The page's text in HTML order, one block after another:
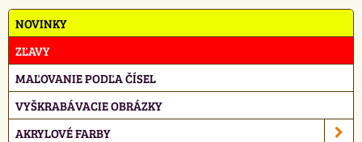
NOVINKY
ZĽAVY
MAĽOVANIE PODĽA ČÍSEL
VYŠKRABÁVACIE OBRÁZKY
AKRYLOVÉ FARBY